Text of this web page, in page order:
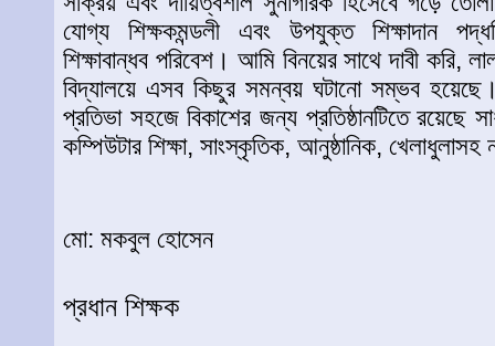
যোগ্য শিক্ষকমন্ডলী এবং উপযুক্ত শিক্ষাদান
শিক্ষাবান্ধব পরিবেশ। আমি বিনয়ের সাথে দাবী করি,
বিদ্যালয়ে এসব কিছুর সমন্বয় ঘটানো সম্ভব হয়েছে।
প্রতিভা সহজে বিকাশের জন্য প্রতিষ্ঠানটিতে রয়েছে
কম্পিউটার শিক্ষা, সাংস্কৃতিক, আনুষ্ঠানিক, খেলাধুলাসহ
মো: মকবুল হোসেন
প্রধান শিক্ষক